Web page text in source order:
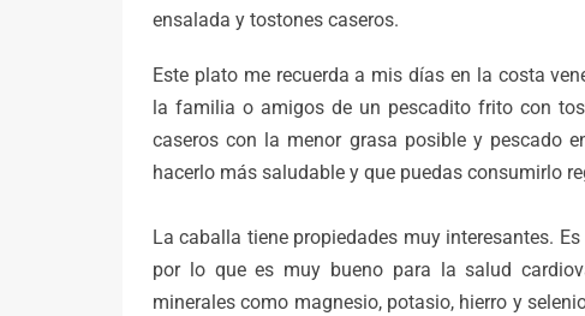
ensalada y tostones caseros.
Este plato me recuerda a mis días en la costa
la familia o amigos de un pescadito frito con
caseros con la menor grasa posible y pescado
hacerlo más saludable y que puedas consumirlo
La caballa tiene propiedades muy interesantes.
por lo que es muy bueno para la salud
minerales como magnesio, potasio, hierro y